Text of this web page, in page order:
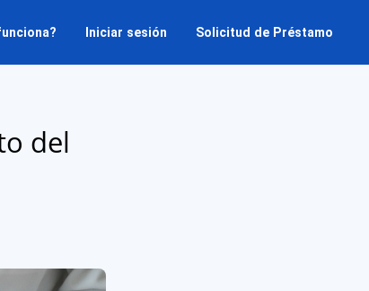
Iniciar sesión Solicitud de Préstamo
del